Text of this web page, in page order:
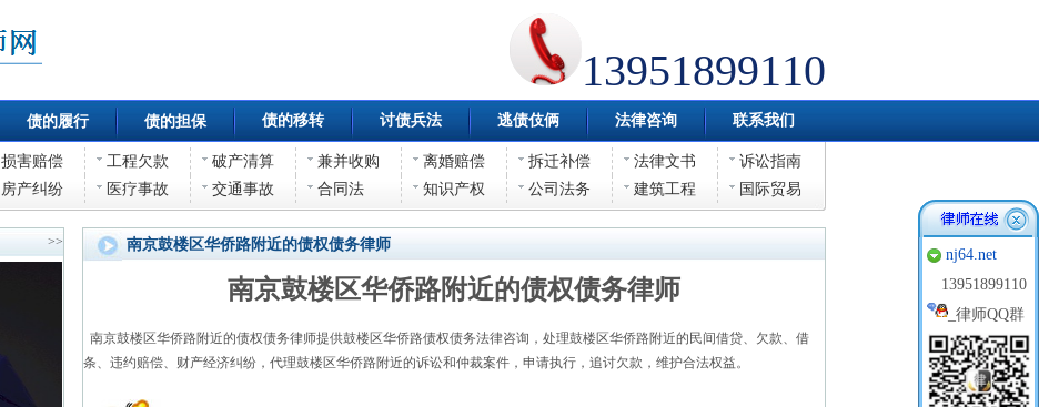
13951899110
债的履行 债的担保 债的移转 讨债兵法 逃债伎俩 法律咨询 联系我们
损害赔偿 工程欠款 破产清算 兼并收购 离婚赔偿 拆迁补偿 法律文书
诉讼指南
房产纠纷 医疗事故 交通事故 合同法 知识产权 公司法务 建筑工程 国际贸易
>> 南京鼓楼区华侨路附近的债权债务律师
南京鼓楼区华侨路附近的债权债务律师
南京鼓楼区华侨路附近的债权债务律师提供鼓楼区华侨路债权债务法律咨询，处理鼓楼区华侨路附近的民间借贷、欠款、借
条、违约赔偿、财产经济纠纷，代理鼓楼区华侨路附近的诉讼和仲裁案件，申请执行，追讨欠款，维护合法权益。
nj64.net
13951899110
_ 律师QQ群